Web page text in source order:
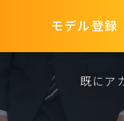
モデル登録
既にア